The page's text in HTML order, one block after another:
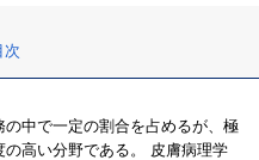
次
中で一定の割合を占めるが、極
高い分野である。 皮膚病理学